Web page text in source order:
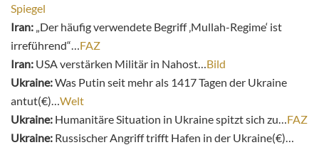
Spiegel
Iran: „Der häufig verwendete Begriff ‚Mullah-Regime‘ ist
irreführend“… FAZ
Iran: USA verstärken Militär in Nahost… Bild
Ukraine:Was Putin seit mehr als 1417 Tagen der Ukraine
antut(€)… Welt
Ukraine: Humanitäre Situation in Ukraine spitzt sich zu… FAZ
Ukraine: Russischer Angriff trifft Hafen in der Ukraine(€)…